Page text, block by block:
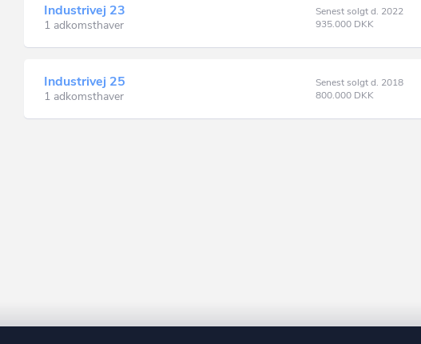
Industrivej 23
1 adkomsthaver
Senest solgt d. 2022
935.000 DKK
Industrivej 25
1 adkomsthaver
Senest solgt d. 2018
800.000 DKK